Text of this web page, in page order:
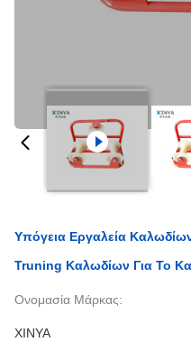
Υπόγεια Εργαλεία
Truning Καλωδίων Για Το
Ονομασία Μάρκας:
XINYA